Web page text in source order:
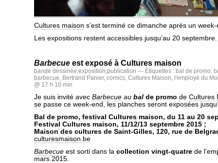
Cultures maison s’est terminé ce dimanche après un
Les expositions restent accessibles jusqu’au 20 septembre.
Barbecue est exposé à Cultures maison
bande dessinée,exposition,publication — Étiquettes : bal de promo,
barbecue, Bertrand Panier, comics, Cultures Maison, l'employé du
@ 17 h 10 min
Je suis invité avec Barbecue au bal de promo de Cultures
se passe ce week-end, les planches seront exposées
Bal de promo, festival Cultures maison, du 11 au 20
Festival Cultures maison, 11/12/13 septembre 2015 ;
Maison des cultures de Saint-Gilles, 120, rue de
culturesmaison.be
Barbecue est sorti dans la collection vingt-quatre de
mars 2015.